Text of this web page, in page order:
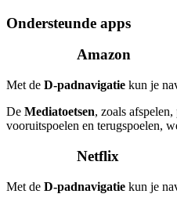
Ondersteunde apps
Amazon
Met de D-padnavigatie kun je
De Mediatoetsen, zoals afspelen,
vooruitspoelen en terugspoelen,
Netflix
Met de D-padnavigatie kun je